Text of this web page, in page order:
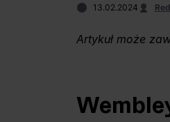
13.02.2024
Artykuł może